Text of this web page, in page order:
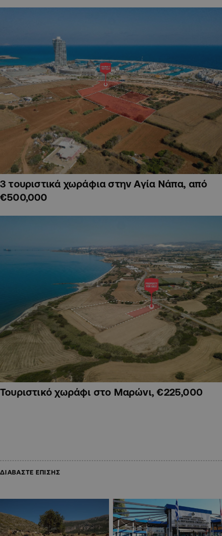
3 τουριστικά χωράφια στην Αγία Νάπα, από
€500,000
Τουριστικό χωράφι στο Μαρώνι, €225,000
ΔΙΑΒΑΣΤΕ ΕΠΙΣΗΣ